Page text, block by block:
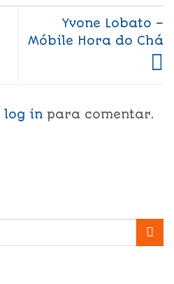
Yvone Lobato –
Móbile Hora do Chá
log in para comentar.